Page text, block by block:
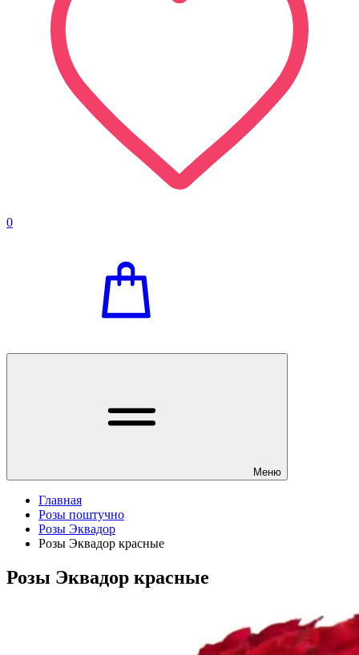
0
Меню
Главная
Розы поштучно
Розы Эквадор
Розы Эквадор красные
Розы Эквадор красные